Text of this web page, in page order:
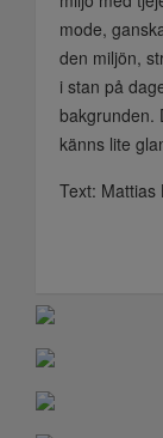
mode,
den miljön,
i stan på
bakgrunden.
känns lite
Text: Mattias